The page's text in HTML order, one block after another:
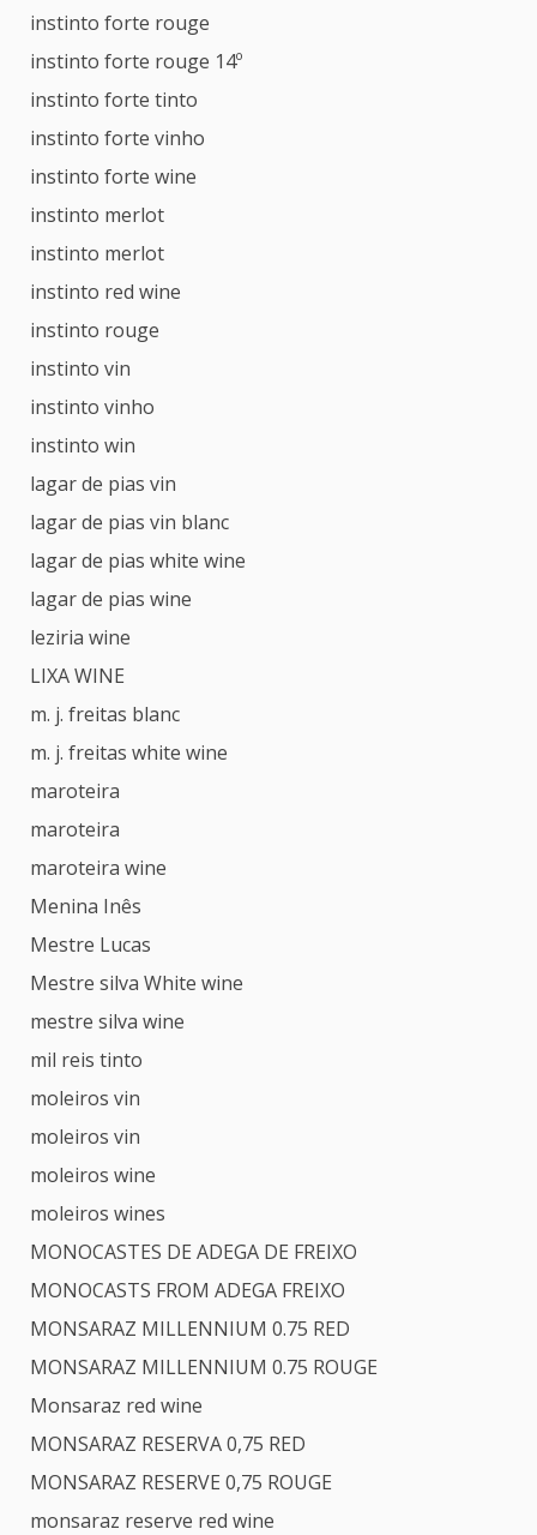
instinto forte rouge
instinto forte rouge 14º
instinto forte tinto
instinto forte vinho
instinto forte wine
instinto merlot
instinto merlot
instinto red wine
instinto rouge
instinto vin
instinto vinho
instinto win
lagar de pias vin
lagar de pias vin blanc
lagar de pias white wine
lagar de pias wine
leziria wine
LIXA WINE
m. j. freitas blanc
m. j. freitas white wine
maroteira
maroteira
maroteira wine
Menina Inês
Mestre Lucas
Mestre silva White wine
mestre silva wine
mil reis tinto
moleiros vin
moleiros vin
moleiros wine
moleiros wines
MONOCASTES DE ADEGA DE FREIXO
MONOCASTS FROM ADEGA FREIXO
MONSARAZ MILLENNIUM 0.75 RED
MONSARAZ MILLENNIUM 0.75 ROUGE
Monsaraz red wine
MONSARAZ RESERVA 0,75 RED
MONSARAZ RESERVE 0,75 ROUGE
monsaraz reserve red wine